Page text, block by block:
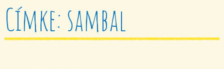
Címke: sambal